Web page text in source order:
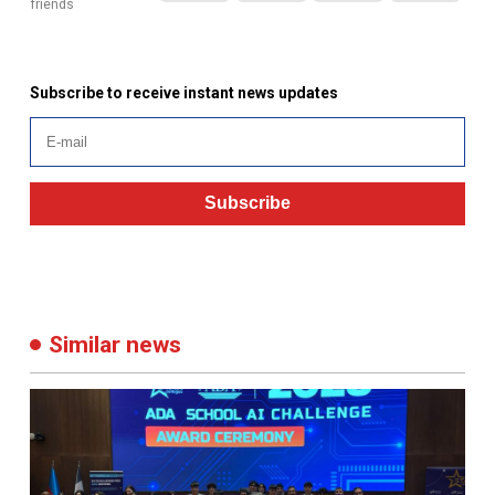
friends
Subscribe to receive instant news updates
Subscribe
Similar news